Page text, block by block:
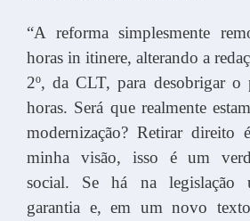
“A reforma simplesmente
horas in itinere, alterando a
2º, da CLT, para desobrigar o
horas. Será que realmente
modernização? Retirar direito
minha visão, isso é um
social. Se há na legislação
garantia e, em um novo